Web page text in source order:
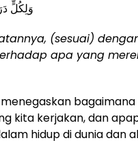
وَلِكُلٍّ
(sesuai)
apa yang
kita kerjakan, dan
hidup di dunia dan